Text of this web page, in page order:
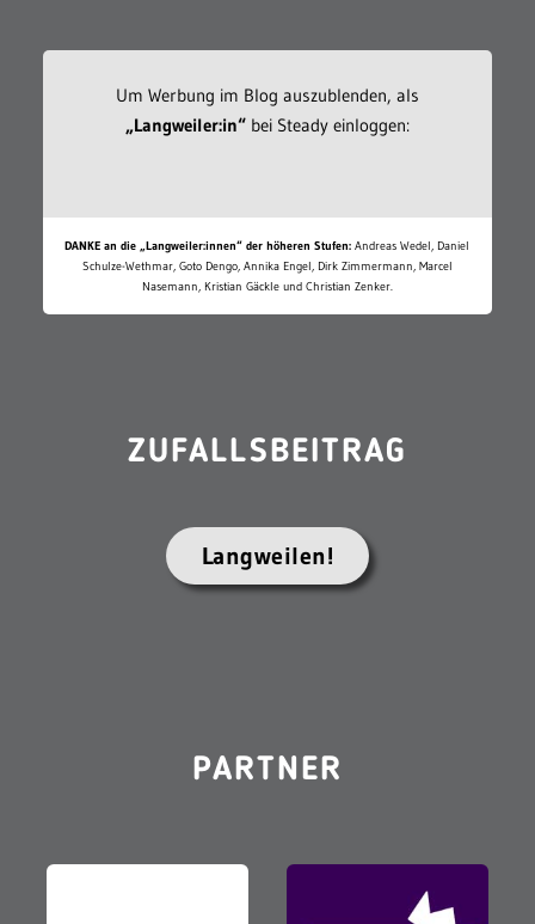
Um Werbung im Blog auszublenden, als
„Langweiler:in“bei Steady einloggen:
DANKE an die „Langweiler:innen“ der höheren Stufen: Andreas Wedel, Daniel
Schulze-Wethmar, Goto Dengo, Annika Engel, Dirk Zimmermann, Marcel
Nasemann, Kristian Gäckle und Christian Zenker.
ZUFALLSBEITRAG
Langweilen!
PARTNER